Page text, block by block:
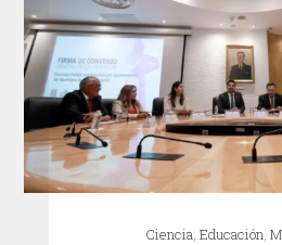
Ciencia,Educación,